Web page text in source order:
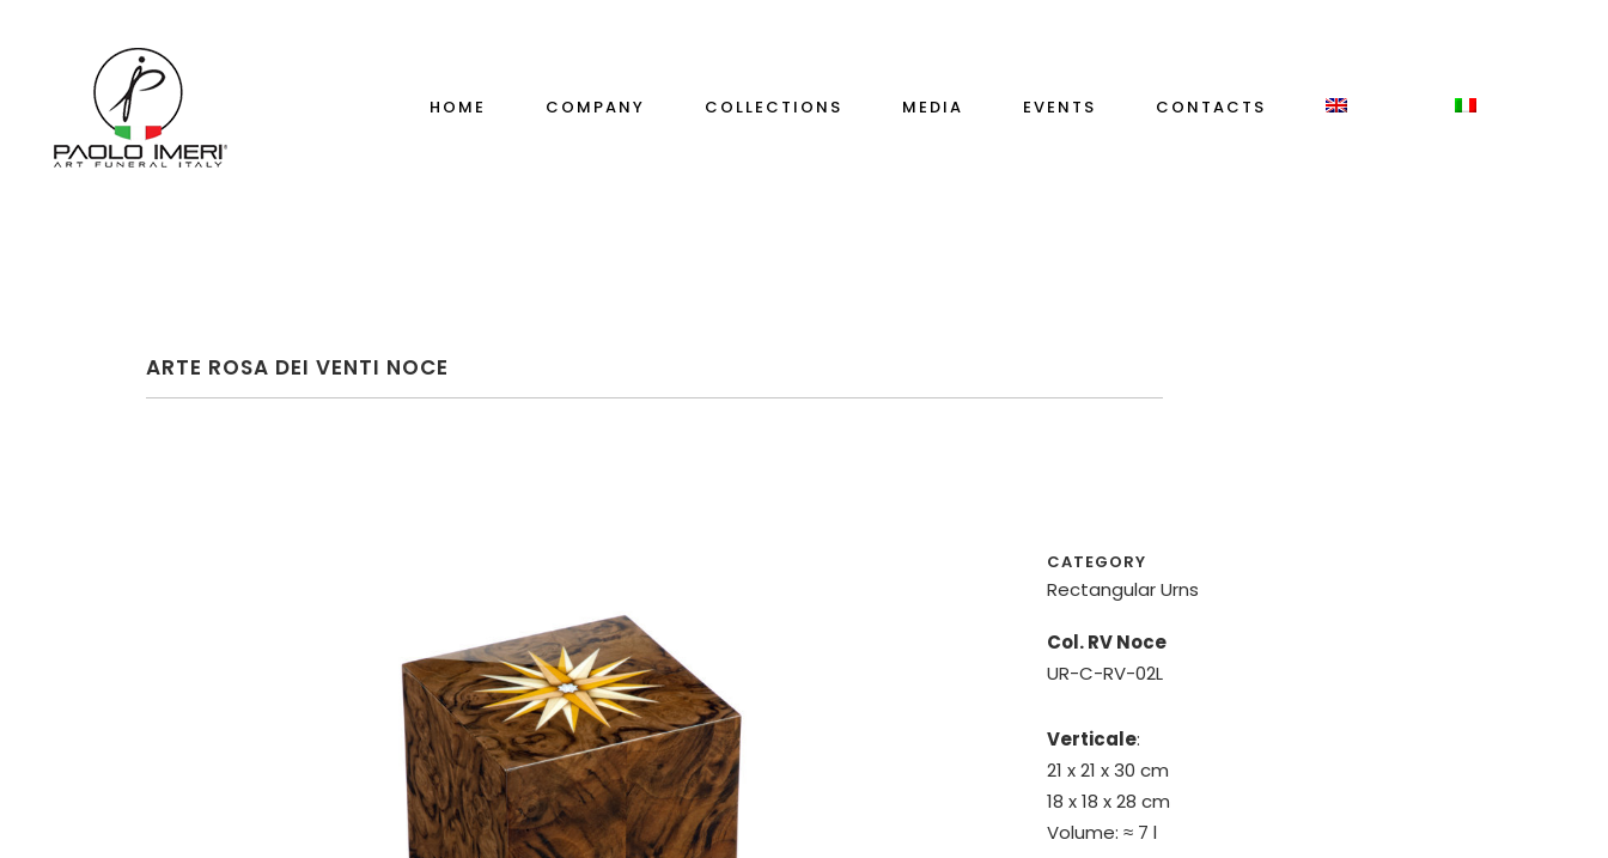
HOME COMPANY COLLECTIONS MEDIA EVENTS CONTACTS
ARTE ROSA DEI VENTI NOCE
CATEGORY
Rectangular Urns
Col. RV Noce
UR-C-RV-02L
Verticale:
21 x 21 x 30 cm
18 x 18 x 28 cm
Volume: ≈ 7 l